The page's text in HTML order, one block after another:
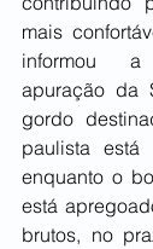
mais
informou a
apuração da
gordo
paulista está
enquanto o
está
brutos, no